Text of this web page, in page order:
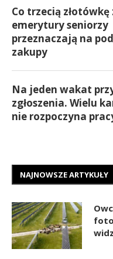
Co trzecią złotówkę
emerytury seniorzy
przeznaczają na
zakupy
Na jeden wakat
zgłoszenia. Wielu
nie rozpoczyna
NAJNOWSZE ARTYKUŁY